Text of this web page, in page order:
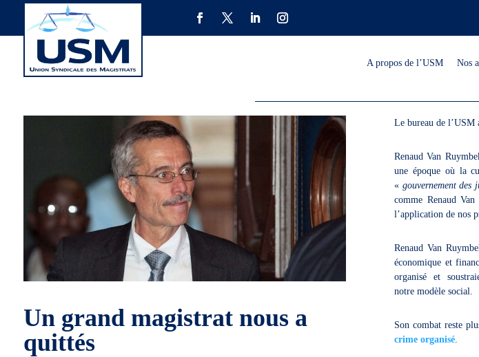
A propos de l’USM Nos
Un grand magistrat nous a
quittés
Le bureau de l’USM
Renaud Van
une époque où la
« gouvernement des
comme Renaud
l’application de nos
Renaud Van
économique et
organisé et
notre modèle social.
Son combat reste
crime organisé.